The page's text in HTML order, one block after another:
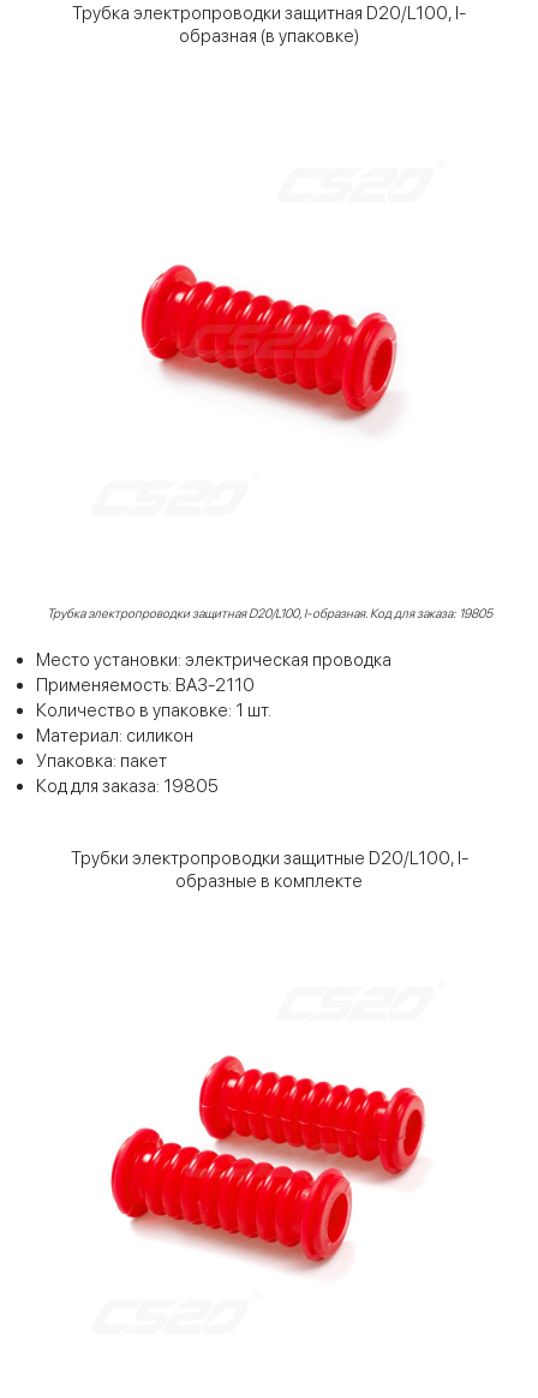
Трубка электропроводки защитная D20/L100, I-
образная (в упаковке)
Трубка электропроводки защитная D20/L100, I-образная. Код для заказа: 19805
Место установки: электрическая проводка
Применяемость: ВАЗ-2110
Количество в упаковке: 1 шт.
Материал: силикон
Упаковка: пакет
Код для заказа: 19805
Трубки электропроводки защитные D20/L100, I-
образные в комплекте